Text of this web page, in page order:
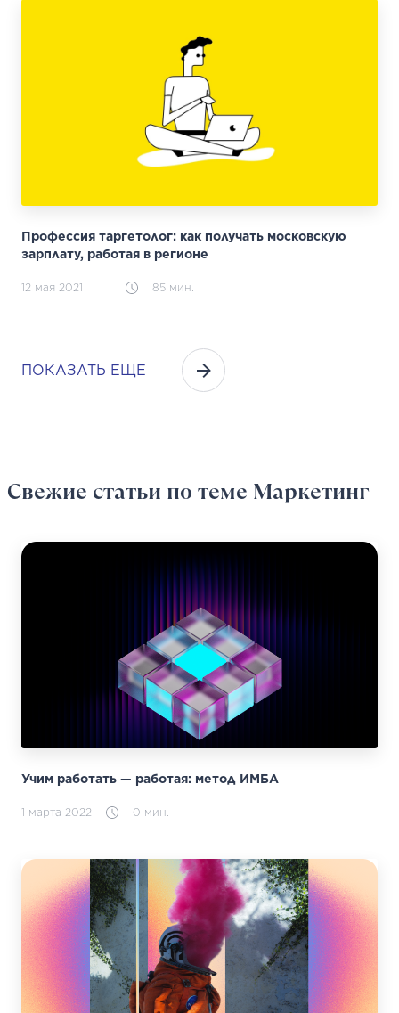
Профессия таргетолог: как получать московскую
зарплату, работая в регионе
12 мая 2021 85 мин.
ПОКАЗАТЬ ЕЩЕ
Свежие статьи по теме Маркетинг
Учим работать — работая: метод ИМБА
1 марта 2022 0 мин.